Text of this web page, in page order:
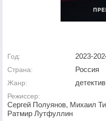
Год: 2023-
Страна: Россия
Жанр: детектив
Режиссер:
Сергей Полуянов, Михаил
Ратмир Лутфуллин